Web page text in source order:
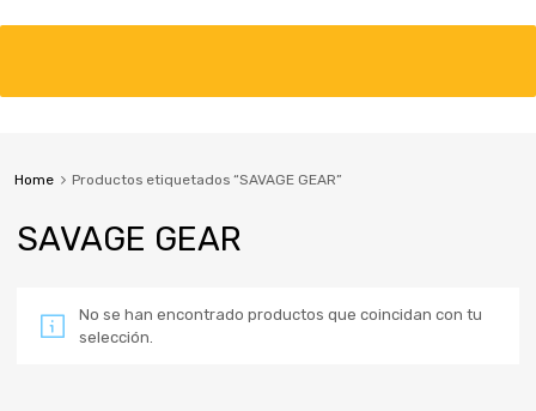
Home Productos etiquetados “SAVAGE GEAR”
SAVAGE GEAR
No se han encontrado productos que coincidan con tu
selección.